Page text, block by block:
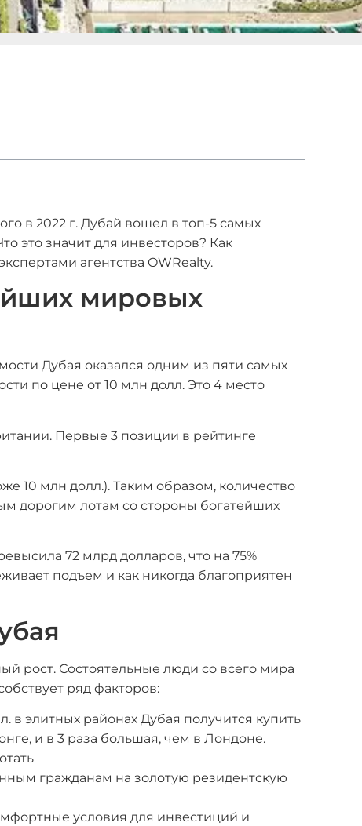
в 2022 г. Дубай вошел в топ-5 самых
это значит для инвесторов? Как
агентства OWRealty.
мировых
Дубая оказался одним из пяти самых
по цене от 10 млн долл. Это 4 место
Первые 3 позиции в рейтинге
10 млн долл.). Таким образом, количество
дорогим лотам со стороны богатейших
72 млрд долларов, что на 75%
подъем и как никогда благоприятен
рост. Состоятельные люди со всего мира
ряд факторов:
в элитных районах Дубая получится купить
и в 3 раза большая, чем в Лондоне.
гражданам на золотую резидентскую
условия для инвестиций и